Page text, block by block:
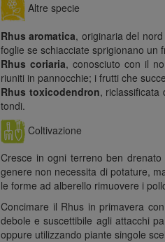
Altre specie
Rhus aromatica, originaria del
foglie se schiacciate sprigionano un
Rhus coriaria, conosciuto con il
riuniti in pannocchie; i frutti che
Rhus toxicodendron, riclassificata
tondi.
Coltivazione
Cresce in ogni terreno ben
genere non necessita di potature,
le forme ad alberello rimuovere i
Concimare il Rhus in primavera
debole e suscettibile agli attacchi
oppure utilizzando piante singole